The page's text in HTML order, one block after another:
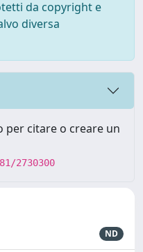
da copyright e
diversa
per citare o creare un
2730300
ND